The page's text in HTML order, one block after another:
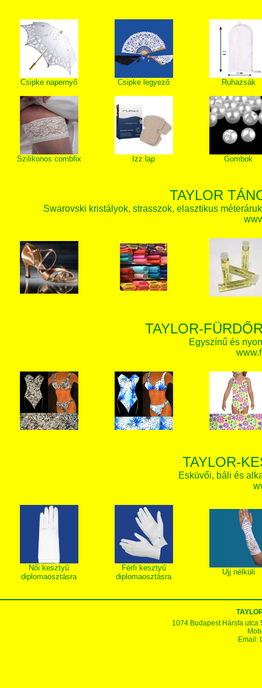
Csipke napernyő Csipke legyező Ruhazsák
Szilikonos combfix Izz lap Gombok
TAYLOR
Swarovski kristályok, strasszok, elasztikus
TAYLOR-
Egyszínű és
TAYLOR-
Esküvői, báli és
Női kesztyű
diplomaosztásra
Férfi kesztyű
diplomaosztásra
Ujj nélküli
1074 Budapest Hársfa utca
Email: